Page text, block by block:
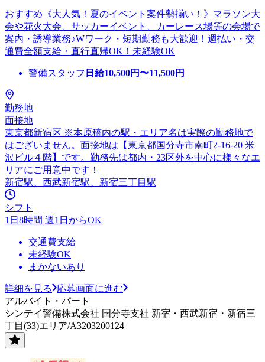
おすすめ《大人気！夏のイベント案件勢揃い！》マラソン大
会や花火大会、サッカーイベント、カーレース場等の会場で
案内・誘導業務♪Wワーク・短期勤務も大歓迎！週払い・交
通費全額支給・直行直帰OK！未経験OK
警備スタッフ 日給10,500円〜11,500円
勤務地
面接地
東京都新宿区 ※本原稿内の駅・エリア名は実際の勤務地で
はございません。面接地は【東京都国分寺市南町2-16-20 米
沢ビル４階】です。勤務先は都内・23区外を中心に様々なエ
リアにご用意中です！
新宿駅、西武新宿駅、新宿三丁目駅
シフト
1日8時間 週1日からOK
交通費支給
未経験OK
まかないあり
詳細を見る
応募画面に進む
アルバイト・パート
シンテイ警備株式会社 国分寺支社 新宿・西武新宿・新宿三
丁目(33)エリア/A3203200124